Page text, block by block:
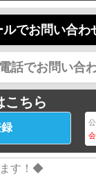
ルでお問い合わ
電話でお問い合
こちら
す！◆